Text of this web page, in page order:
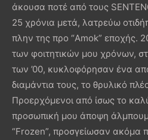
άκουσα ποτέ από τους
25 χρόνια μετά, λατρεύω
πλην της προ “Amok” εποχής.
των φοιτητικών μου χρόνων,
των ’00, κυκλοφόρησαν ένα
διαμάντια τους, το θρυλικό
Προερχόμενοι από ίσως το
προσωπική μου άποψη
“Frozen”, προσγείωσαν ακόμα